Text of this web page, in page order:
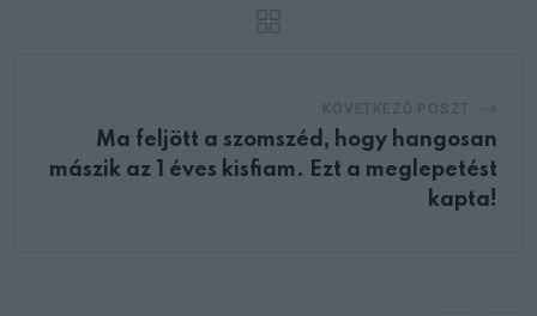
Ma feljött a szomszéd, hogy hangosan
mászik az 1 éves kisfiam. Ezt a meglepetést
kapta!